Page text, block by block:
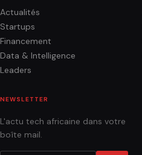
Actualités
Startups
Financement
Data & Intelligence
Leaders
NEWSLETTER
L'actu tech africaine dans votre
boîte mail.